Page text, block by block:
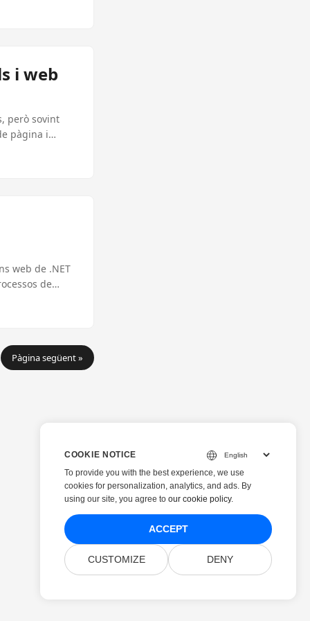
i web
però sovint
pàgina i
de alta
web de .NET
de
Pàgina següent »
COOKIE NOTICE
To provide you with the best experience, we use
cookies for personalization, analytics, and ads. By
using our site, you agree to our cookie policy.
ACCEPT
CUSTOMIZE DENY